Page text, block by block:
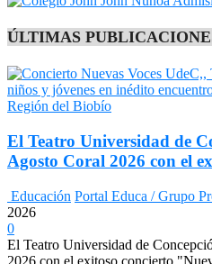
ÚLTIMAS
El Teatro Universidad de
Agosto Coral 2026 con el
Educación Portal Educa / Grupo
2026
0
El Teatro Universidad de
2026 con el exitoso concierto